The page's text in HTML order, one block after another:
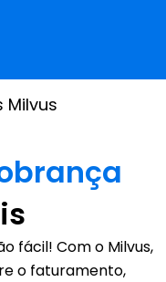
Milvus
fácil! Com o Milvus,
o faturamento,